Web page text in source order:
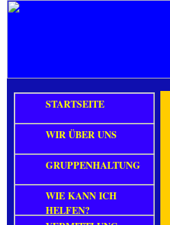
STARTSEITE
WIR ÜBER UNS
GRUPPENHALTUNG
WIE KANN ICH
HELFEN?